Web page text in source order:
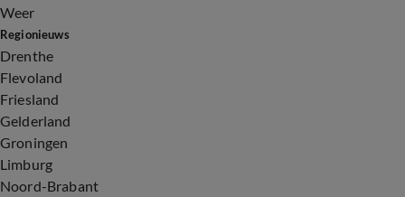
Weer
Regionieuws
Drenthe
Flevoland
Friesland
Gelderland
Groningen
Limburg
Noord-Brabant